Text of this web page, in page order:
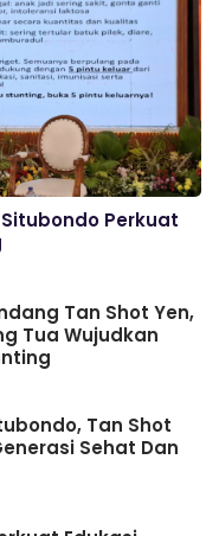
Situbondo Perkuat
Tan Shot Yen,
Tua Wujudkan
Tan Shot
Sehat Dan